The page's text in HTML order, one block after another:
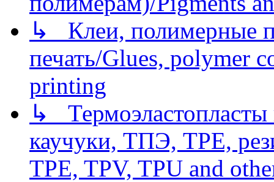
↳ Клеи, полимерные
печать/Glues, polymer
printing
↳
каучуки, ТПЭ, TPE,
TPE, TPV, TPU and